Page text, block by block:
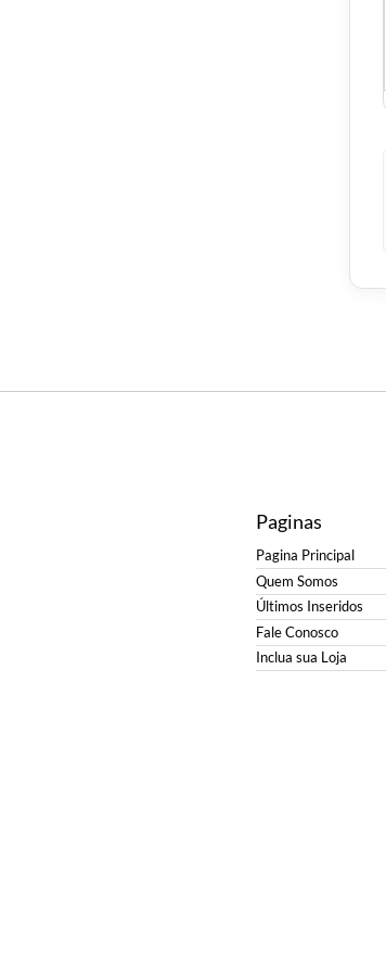
Paginas
Pagina Principal
Quem Somos
Últimos Inseridos
Fale Conosco
Inclua sua Loja